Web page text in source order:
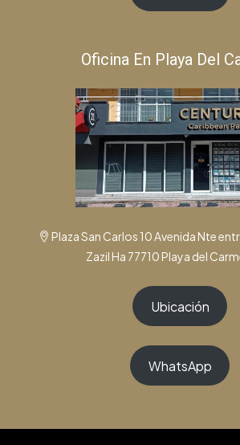
Oficina En Playa Del
Plaza San Carlos 10 Avenida Nte
Zazil Ha 77710 Playa del
Ubicación
WhatsApp